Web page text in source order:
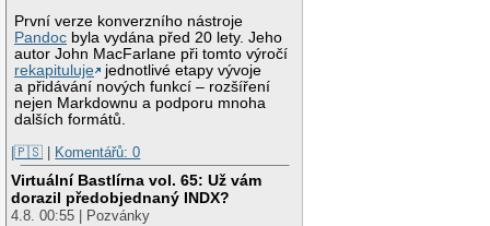
První verze konverzního nástroje
Pandoc byla vydána před 20 lety. Jeho
autor John MacFarlane při tomto výročí
rekapituluje
jednotlivé etapy vývoje
a přidávání nových funkcí – rozšíření
nejen Markdownu a podporu mnoha
dalších formátů.
|🇵🇸 | Komentářů: 0
Virtuální Bastlírna vol. 65: Už vám
dorazil předobjednaný INDX?
4.8. 00:55 | Pozvánky